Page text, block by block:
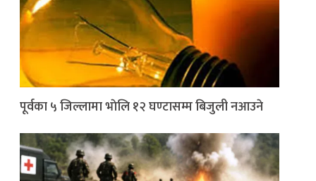
पूर्वका ५ जिल्लामा भाेलि १२ घण्टासम्म बिजुली नआउने